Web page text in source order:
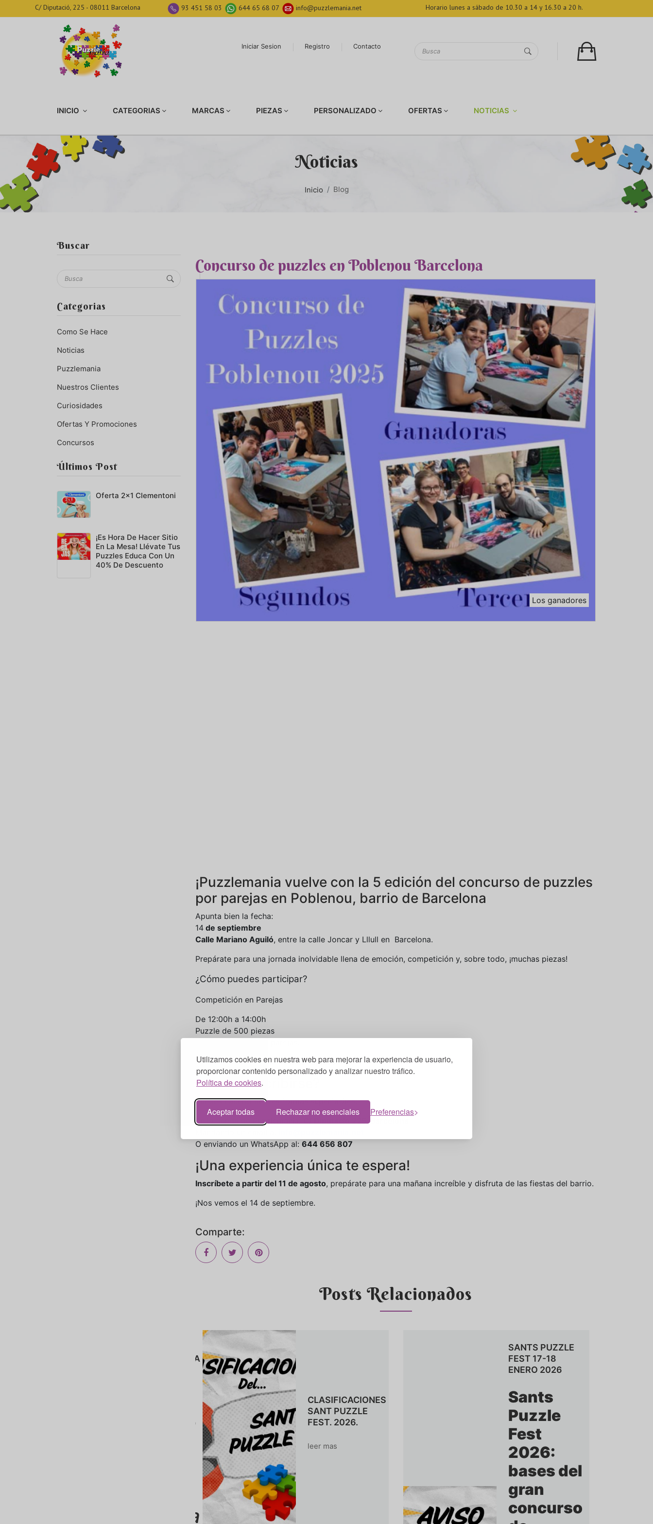
Utilizamos cookies en nuestra web para mejorar la experiencia de usuario,
proporcionar contenido personalizado y analizar nuestro tráfico.
Política de cookies.
Aceptar todas Rechazar no esenciales Preferencias
C/ Diputació, 225 - 08011 Barcelona 93 451 58 03 644 65 68 07 info@puzzlemania.net Horario lunes a sábado de 10.30 a 14 y 16.30 a 20 h.
Iniciar Sesion Registro Contacto
INICIO CATEGORIAS MARCAS PIEZAS PERSONALIZADO OFERTAS NOTICIAS
Noticias
Inicio Blog
Buscar
Categorias
Como Se Hace
Noticias
Puzzlemania
Nuestros Clientes
Curiosidades
Ofertas Y Promociones
Concursos
Últimos Post
Oferta 2x1 Clementoni
¡Es Hora De Hacer Sitio
En La Mesa! Llévate Tus
Puzzles Educa Con Un
40% De Descuento
Concurso de puzzles en Poblenou Barcelona
Los ganadores
¡Puzzlemania vuelve con la 5 edición del concurso de puzzles
por parejas en Poblenou, barrio de Barcelona
Apunta bien la fecha:
14 de septiembre
Calle Mariano Aguiló, entre la calle Joncar y Lllull en Barcelona.
Prepárate para una jornada inolvidable llena de emoción, competición y, sobre todo, ¡muchas piezas!
¿Cómo puedes participar?
Competición en Parejas
De 12:00h a 14:00h
Puzzle de 500 piezas
¡Habrá premio para los3 más rápidos !
¿Cómo inscribirse?
Puedes hacerlo de tres formas superfáciles:
En la tienda de Puzzlemania:
C/ Diputació 225, Barcelona
O enviando un WhatsApp al: 644 656 807
¡Una experiencia única te espera!
Inscríbete a partir del 11 de agosto, prepárate para una mañana increíble y disfruta de las fiestas del barrio.
¡Nos vemos el 14 de septiembre.
Comparte:
Posts Relacionados
PUZZLES PRIMAVERA
Concurso
Primavera
CLASIFICACIONES
SANT PUZZLE
FEST. 2026.
leer mas
SANTS PUZZLE
FEST 17-18
ENERO 2026
Sants
Puzzle
Fest
2026:
bases del
gran
concurso